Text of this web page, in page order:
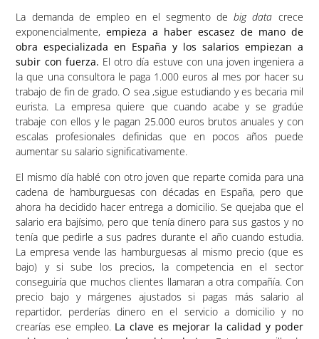
La demanda de empleo en el segmento debig data crece
exponencialmente,empieza a haber escasez de mano de
obra especializada en España y los salarios empiezan a
subir con fuerza. El otro día estuve con una joven ingeniera a
la que una consultora le paga 1.000 euros al mes por hacer su
trabajo de fin de grado. O sea ,sigue estudiando y es becaria mil
eurista. La empresa quiere que cuando acabe y se gradúe
trabaje con ellos y le pagan 25.000 euros brutos anuales y con
escalas profesionales definidas que en pocos años puede
aumentar su salario significativamente.
El mismo día hablé con otro joven que reparte comida para una
cadena de hamburguesas con décadas en España, pero que
ahora ha decidido hacer entrega a domicilio. Se quejaba que el
salario era bajísimo, pero que tenía dinero para sus gastos y no
tenía que pedirle a sus padres durante el año cuando estudia.
La empresa vende las hamburguesas al mismo precio (que es
bajo) y si sube los precios, la competencia en el sector
conseguiría que muchos clientes llamaran a otra compañía. Con
precio bajo y márgenes ajustados si pagas más salario al
repartidor, perderías dinero en el servicio a domicilio y no
crearías ese empleo. La clave es mejorar la calidad y poder